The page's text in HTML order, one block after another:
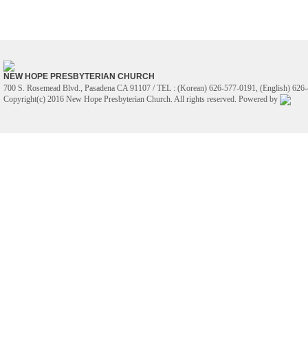
NEW HOPE PRESBYTERIAN CHURCH
700 S. Rosemead Blvd., Pasadena CA 91107 / TEL : (Korean) 626-577-0191, (English)
Copyright(c) 2016 New Hope Presbyterian Church. All rights reserved. Powered by